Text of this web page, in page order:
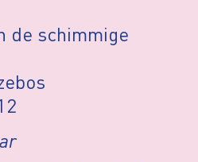
de schimmige